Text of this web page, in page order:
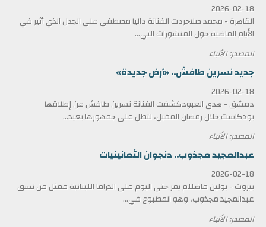
2026-02-18
القاهرة - محمد صلاحردت الفنانة داليا مصطفى على الجدل الذي أثير في
الأيام الماضية حول المنشورات التي...
المصدر: الأنباء
جديد نسرين طافش.. «أرض جديدة»
2026-02-18
دمشق - هدى العبودكشفت الفنانة نسرين طافش عن إطلاقها
بودكاست خلال رمضان المقبل، لتطل على جمهورها بعيد...
المصدر: الأنباء
عبدالمجيد مجذوب.. دنجوان الثمانينيات
2026-02-18
بيروت - بولين فاضللم يمر حتى اليوم على الدراما اللبنانية ممثل من نسق
عبدالمجيد مجذوب، وهو المطبوع في...
المصدر: الأنباء